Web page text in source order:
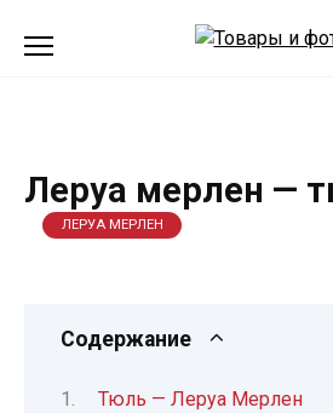
Леруа мерлен —
ЛЕРУА МЕРЛЕН
Содержание
Тюль — Леруа Мерлен